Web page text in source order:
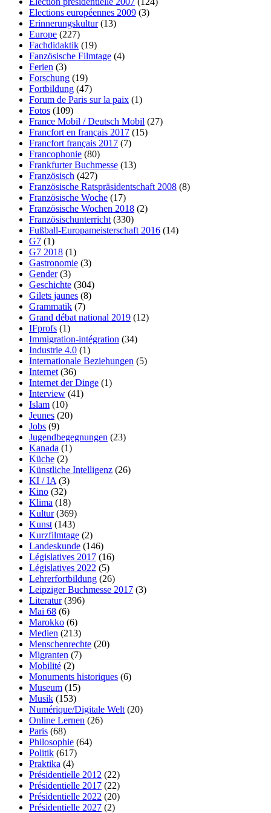
Elections européennes 2009 (3)
Erinnerungskultur(13)
Europe (227)
Fachdidaktik (19)
Fanzösische Filmtage (4)
Ferien (3)
Forschung (19)
Fortbildung (47)
Forum de Paris sur la paix (1)
Fotos (109)
France Mobil / Deutsch Mobil (27)
Francfort en français 2017 (15)
Francfort français 2017 (7)
Francophonie (80)
Frankfurter Buchmesse (13)
Französisch (427)
Französische Ratspräsidentschaft 2008 (8)
Französische Woche (17)
Französische Wochen 2018 (2)
Französischunterricht(330)
Fußball-Europameisterschaft 2016 (14)
G7 (1)
G7 2018 (1)
Gastronomie (3)
Gender(3)
Geschichte (304)
Gilets jaunes (8)
Grammatik (7)
Grand débat national 2019 (12)
IFprofs (1)
Immigration-intégration (34)
Industrie 4.0 (1)
Internationale Beziehungen (5)
Internet(36)
Internet der Dinge (1)
Interview (41)
Islam (10)
Jeunes (20)
Jobs (9)
Jugendbegegnungen (23)
Kanada (1)
Küche (2)
Künstliche Intelligenz (26)
KI / IA(3)
Kino (32)
Klima (18)
Kultur(369)
Kunst(143)
Kurzfilmtage (2)
Landeskunde (146)
Législatives 2017 (16)
Législatives 2022 (5)
Lehrerfortbildung (26)
Leipziger Buchmesse 2017 (3)
Literatur(396)
Mai 68 (6)
Marokko (6)
Medien (213)
Menschenrechte (20)
Migranten (7)
Mobilité (2)
Monuments historiques (6)
Museum (15)
Musik (153)
Numérique/Digitale Welt(20)
Online Lernen (26)
Paris (68)
Philosophie (64)
Politik (617)
Praktika (4)
Présidentielle 2012 (22)
Présidentielle 2017 (22)
Présidentielle 2022 (20)
Présidentielle 2027 (2)